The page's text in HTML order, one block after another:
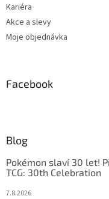
Kariéra
Akce a slevy
Moje objednávka
Facebook
Blog
Pokémon slaví 30 let!
TCG: 30th Celebration
7.8.2026